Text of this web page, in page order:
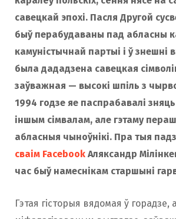
савецкай эпохі. Пасля Другой
быў перабудаваны пад абласны
камуністычнай партыі і ў знешні
была дададзена савецкая
заўважная — высокі шпіль з
1994 годзе яе паспрабавалі
іншым сімвалам, але гэтаму
абласныя чыноўнікі. Пра тыя
сваім Facebook Аляксандр
час быў намеснікам старшыні
Гэтая гісторыя вядомая ў горадзе,